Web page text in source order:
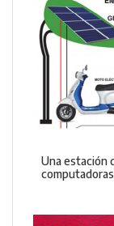
Una estación